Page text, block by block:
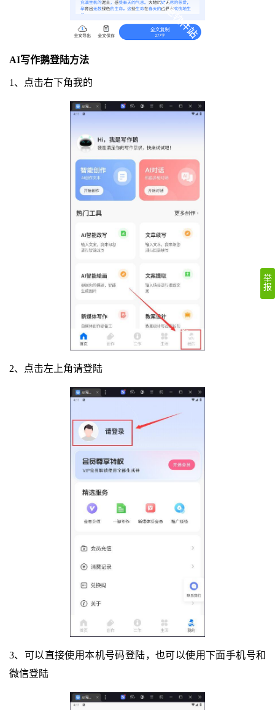
AI写作鹅登陆方法
1、点击右下角我的
2、点击左上角请登陆
3、可以直接使用本机号码登陆，也可以使用下面手机号和
微信登陆
举
报